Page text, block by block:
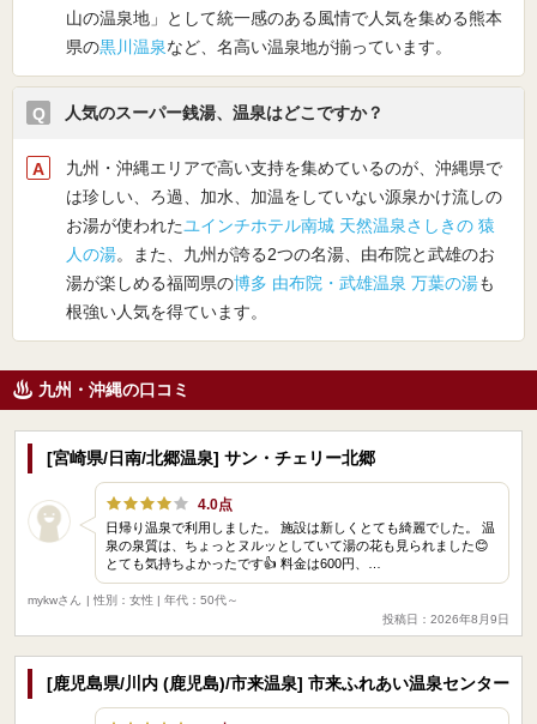
山の温泉地」として統一感のある風情で人気を集める熊本
県の黒川温泉など、名高い温泉地が揃っています。
人気のスーパー銭湯、温泉はどこですか？
九州・沖縄エリアで高い支持を集めているのが、沖縄県で
は珍しい、ろ過、加水、加温をしていない源泉かけ流しの
お湯が使われたユインチホテル南城 天然温泉さしきの 猿
人の湯。また、九州が誇る2つの名湯、由布院と武雄のお
湯が楽しめる福岡県の博多 由布院・武雄温泉 万葉の湯も
根強い人気を得ています。
九州・沖縄の口コミ
[宮崎県/日南/北郷温泉] サン・チェリー北郷
4.0点
日帰り温泉で利用しました。 施設は新しくとても綺麗でした。 温
泉の泉質は、ちょっとヌルッとしていて湯の花も見られました😊
とても気持ちよかったです👍 料金は600円、…
mykwさん
| 性別：女性 | 年代：50代～
投稿日：2026年8月9日
[鹿児島県/川内 (鹿児島)/市来温泉] 市来ふれあい温泉センター